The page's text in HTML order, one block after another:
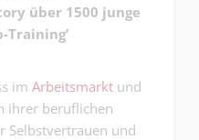
über 1500 junge
Training’
im Arbeitsmarkt und
ihrer beruflichen
Selbstvertrauen und